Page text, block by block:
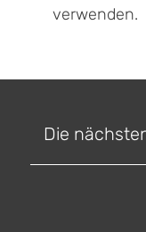
verwenden.
Die